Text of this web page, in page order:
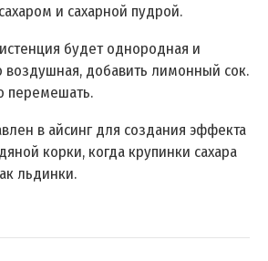
и сахарной пудрой.
будет однородная и
воздушная, добавить лимонный сок.
перемешать.
в айсинг для создания эффекта
корки, когда крупинки сахара
льдинки.